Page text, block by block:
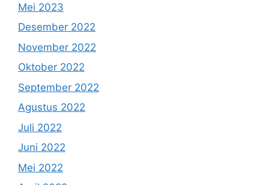
Mei 2023
Desember 2022
November 2022
Oktober 2022
September 2022
Agustus 2022
Juli 2022
Juni 2022
Mei 2022